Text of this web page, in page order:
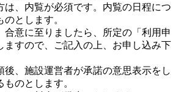
、内覧が必須です。内覧の日程につ
とします。
合意に至りましたら、所定の「利用申
ますので、ご記入の上、お申し込み下
後、施設運営者が承諾の意思表示をし
のとします。